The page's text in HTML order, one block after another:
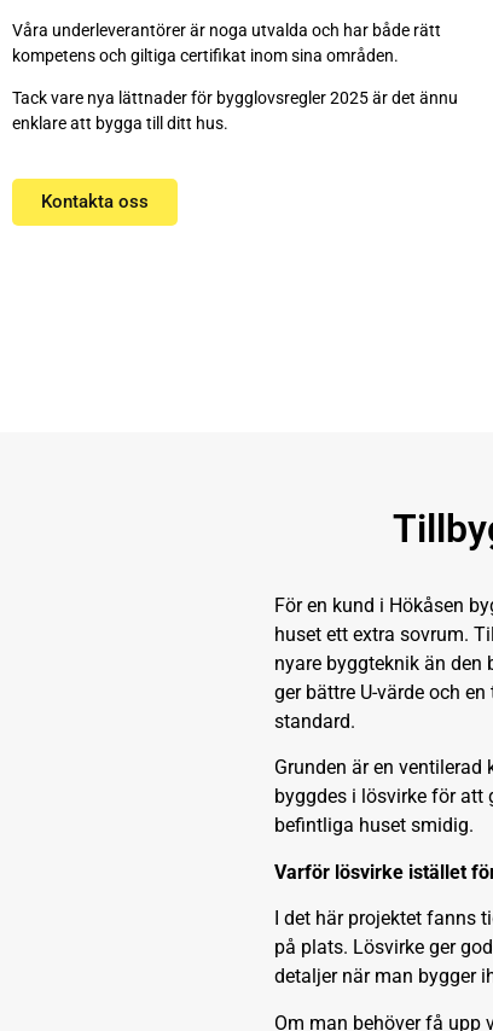
Våra underleverantörer är noga utvalda och har både rätt
kompetens och giltiga certifikat inom sina områden.
Tack vare nya lättnader för bygglovsregler 2025 är det ännu
enklare att bygga till ditt hus.
Kontakta oss
För en kund i Hökåsen
huset ett extra sovrum.
nyare byggteknik än den
ger bättre U-värde och
standard.
Grunden är en
byggdes i lösvirke för att
befintliga huset smidig.
Varför lösvirke istället
I det här projektet fanns
på plats. Lösvirke ger
detaljer när man bygger
Om man behöver få upp